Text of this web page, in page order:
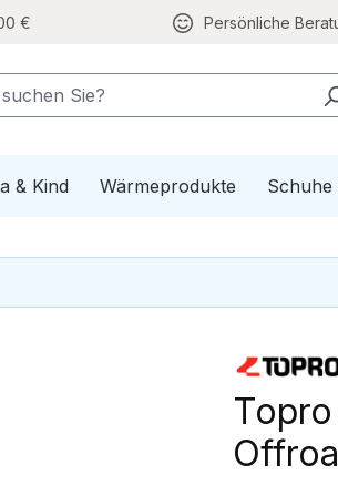
€ Persönliche
Gesundheit
& Kind Wärmeprodukte Schuhe